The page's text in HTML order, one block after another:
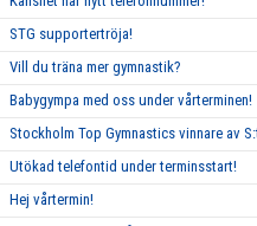
STG supportertröja!
Vill du träna mer gymnastik?
Babygympa med oss under vårterminen!
Stockholm Top Gymnastics vinnare av
Utökad telefontid under terminsstart!
Hej vårtermin!